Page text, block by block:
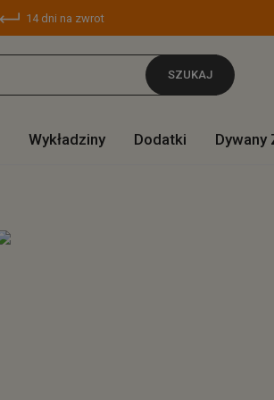
14 dni na zwrot
SZUKAJ
Wykładziny Dodatki Dywany